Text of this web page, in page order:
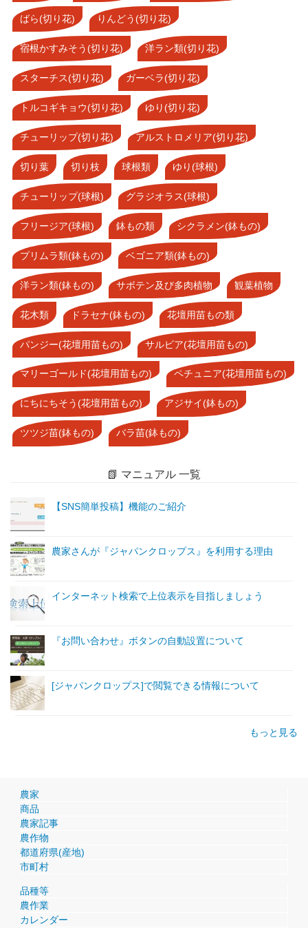
ばら(切り花) りんどう(切り花)
宿根かすみそう(切り花) 洋ラン類(切り花)
スターチス(切り花) ガーベラ(切り花)
トルコギキョウ(切り花) ゆり(切り花)
チューリップ(切り花) アルストロメリア(切り花)
切り葉 切り枝 球根類 ゆり(球根)
チューリップ(球根) グラジオラス(球根)
フリージア(球根) 鉢もの類 シクラメン(鉢もの)
プリムラ類(鉢もの) ベゴニア類(鉢もの)
洋ラン類(鉢もの) サボテン及び多肉植物 観葉植物
花木類 ドラセナ(鉢もの) 花壇用苗もの類
パンジー(花壇用苗もの) サルビア(花壇用苗もの)
マリーゴールド(花壇用苗もの) ペチュニア(花壇用苗もの)
にちにちそう(花壇用苗もの) アジサイ(鉢もの)
ツツジ苗(鉢もの) バラ苗(鉢もの)
📗 マニュアル 一覧
【SNS簡単投稿】機能のご紹介
農家さんが『ジャパンクロップス』を利用する理由
インターネット検索で上位表示を目指しましょう
『お問い合わせ』ボタンの自動設置について
[ジャパンクロップス]で閲覧できる情報について
もっと見る
農家
商品
農家記事
農作物
都道府県(産地)
市町村
品種等
農作業
カレンダー